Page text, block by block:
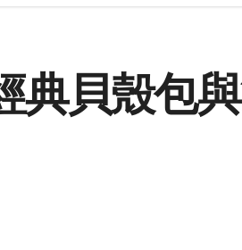
典貝殼包